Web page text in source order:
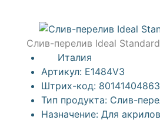
Слив-перелив Ideal
Италия
Артикул: E1484V3
Штрих-код:
Тип продукта: Слив-
Назначение: Для